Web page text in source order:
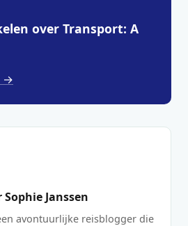
over Transport: A
→
Sophie Janssen
avontuurlijke reisblogger die